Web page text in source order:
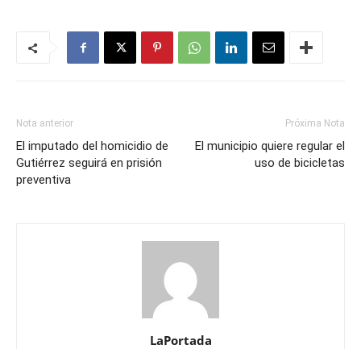
Nota anterior
El imputado del homicidio de
Gutiérrez seguirá en prisión
preventiva
Próxima Nota
El municipio quiere regular el
uso de bicicletas
LaPortada